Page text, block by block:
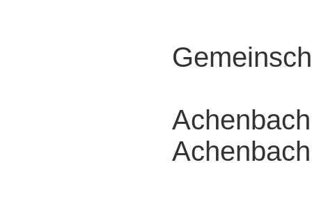
Achenbach